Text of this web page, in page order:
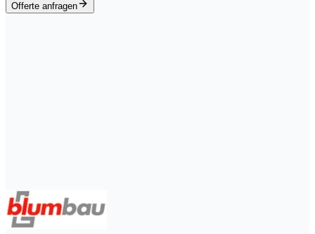
Offerte anfragen